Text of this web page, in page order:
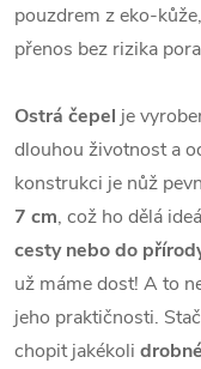
pouzdrem z eko-
přenos bez rizika
Ostrá čepel je
dlouhou životnost a
konstrukci je nůž
7 cm, což ho dělá
cesty nebo do
už máme dost! A to
jeho praktičnosti.
chopit jakékoli